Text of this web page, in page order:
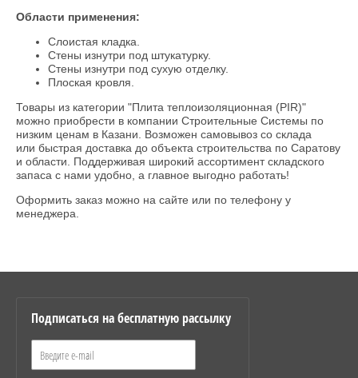
Области применения:
Слоистая кладка.
Стены изнутри под штукатурку.
Стены изнутри под сухую отделку.
Плоская кровля.
Товары из категории "Плита теплоизоляционная (PIR)"
можно приобрести в компании Строительные Системы по
низким ценам в Казани. Возможен самовывоз со склада
или быстрая доставка до объекта строительства по Саратову
и области. Поддерживая широкий ассортимент складского
запаса с нами удобно, а главное выгодно работать!
Оформить заказ можно на сайте или по телефону у
менеджера.
Подписаться на бесплатную рассылку